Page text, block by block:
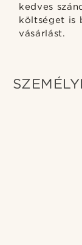
kedves
költséget is
vásárlást.